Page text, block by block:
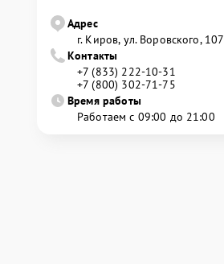
Адрес
г. Киров, ул. Воровского, 107
Контакты
+7 (833) 222-10-31
+7 (800) 302-71-75
Время работы
Работаем с 09:00 до 21:00